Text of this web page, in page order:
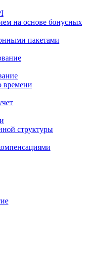
на основе бонусных
пакетами
времени
структуры